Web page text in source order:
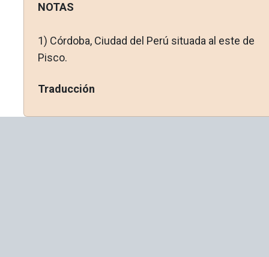
NOTAS
1) Córdoba, Ciudad del Perú situada al este de
Pisco.
Traducción